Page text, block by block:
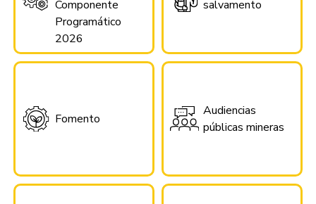
Componente
Programático
2026
salvamento
Fomento
Audiencias
públicas mineras